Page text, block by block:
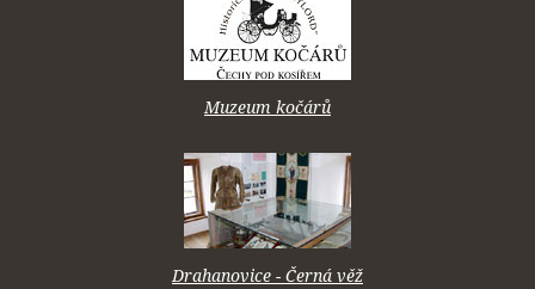
Muzeum kočárů
Drahanovice - Černá věž